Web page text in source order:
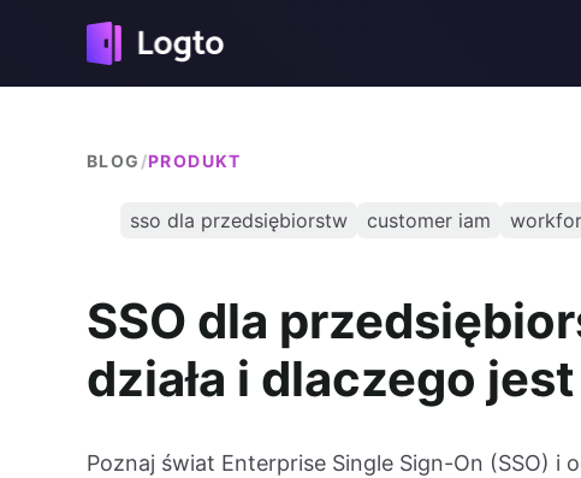
BLOG /PRODUKT
sso dla przedsiębiorstw customer iam
SSO dla
działa i dlaczego
Poznaj świat Enterprise Single Sign-On (SSO)